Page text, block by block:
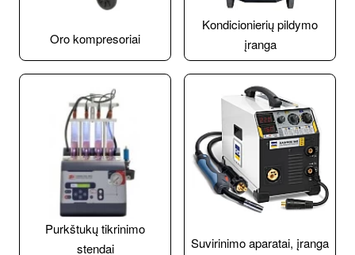
Oro kompresoriai
Kondicionierių pildymo
įranga
Purkštukų tikrinimo
stendai
Suvirinimo aparatai, įranga